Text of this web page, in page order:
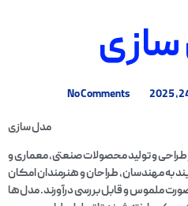
No Comments
مدل سازی
و تولید محصولات صنعتی، معماری و
به مهندسان، طراحان و هنرمندان امکان
ملموس و قابل بررسی درآورند. مدل‌ها